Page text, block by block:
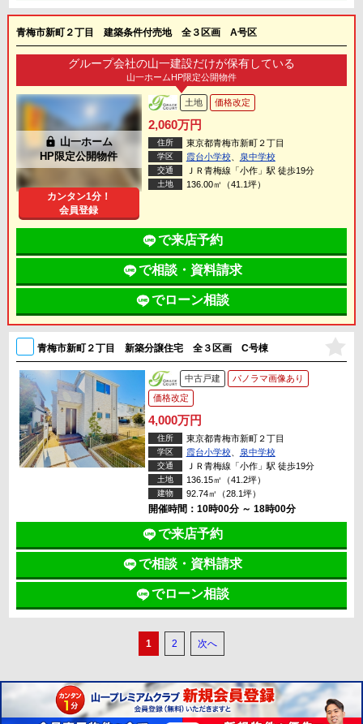
青梅市新町２丁目 建築条件付売地 全３区画 A号区
グループ会社の山一建設だけが保有している
山一ホームHP限定公開物件
lock 山一ホーム
HP限定公開物件
カンタン1分！
会員登録
土地 価格改定
2,060万円
住所 東京都青梅市新町２丁目
学区 霞台小学校、 泉中学校
交通 ＪＲ青梅線「小作」駅 徒歩19分
土地 136.00㎡（41.1坪）
で来店予約
で相談・資料請求
でローン相談
青梅市新町２丁目 新築分譲住宅 全３区画 C号棟
中古戸建
パノラマ画像あり
価格改定
4,000万円
住所 東京都青梅市新町２丁目
学区 霞台小学校、 泉中学校
交通 ＪＲ青梅線「小作」駅 徒歩19分
土地 136.15㎡（41.2坪）
建物 92.74㎡（28.1坪）
開催時間：10時00分 ～ 18時00分
で来店予約
で相談・資料請求
でローン相談
1 2 次へ